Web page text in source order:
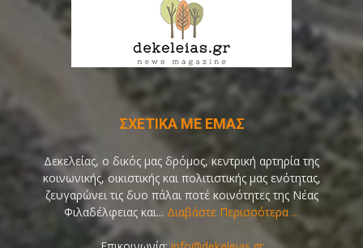
ΣΧΕΤΙΚΑ ΜΕ ΕΜΑΣ
Δεκελείας, ο δικός μας δρόμος, κεντρική αρτηρία της
κοινωνικής, οικιστικής και πολιτιστικής μας ενότητας,
ζευγαρώνει τις δυο πάλαι ποτέ κοινότητες της Νέας
Φιλαδέλφειας και... Διαβάστε Περισσότερα ...